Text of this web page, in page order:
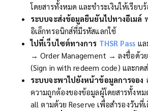
โดยสารทั้งหมด และชำระเงินให้เรียบ
ระบบจะส่งข้อมูลยืนยันไปทางอีเมล์
อิเล็กทรอนิกส์ที่มีรหัสแลกใช้
ไปที่เว็บไซต์ทางการ THSR Pass แล
→Order Management →ลงชื่อด้ว
(Sign in with redeem code) และกด
ระบบจะพาไปยังหน้าข้อมูลการจอง
ความถูกต้องของข้อมูลผู้โดยสารทั้งห
all ตามด้วย Reserve เพื่อสำรองวันที่